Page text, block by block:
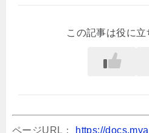
この記事は役に立
ページURL： https://